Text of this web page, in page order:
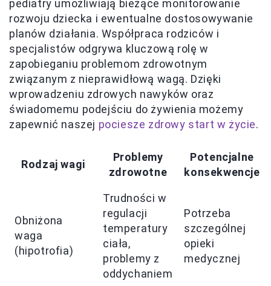
pediatry umożliwiają bieżące monitorowanie
rozwoju dziecka i ewentualne dostosowywanie
planów działania. Współpraca rodziców i
specjalistów odgrywa kluczową rolę w
zapobieganiu problemom zdrowotnym
związanym z nieprawidłową wagą. Dzięki
wprowadzeniu zdrowych nawyków oraz
świadomemu podejściu do żywienia możemy
zapewnić naszej pociesze zdrowy start w życie.
Rodzaj wagi
Problemy
zdrowotne
Potencjalne
konsekwencje
Obniżona
waga
(hipotrofia)
Trudności w
regulacji
temperatury
ciała,
problemy z
oddychaniem
Potrzeba
szczególnej
opieki
medycznej